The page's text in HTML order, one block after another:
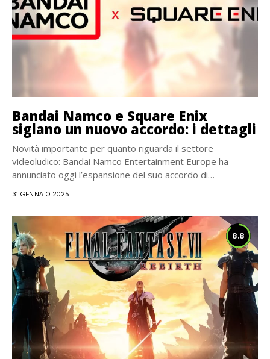
Bandai Namco e Square Enix
siglano un nuovo accordo: i dettagli
Novità importante per quanto riguarda il settore
videoludico: Bandai Namco Entertainment Europe ha
annunciato oggi l’espansione del suo accordo di
31 GENNAIO 2025
8.8